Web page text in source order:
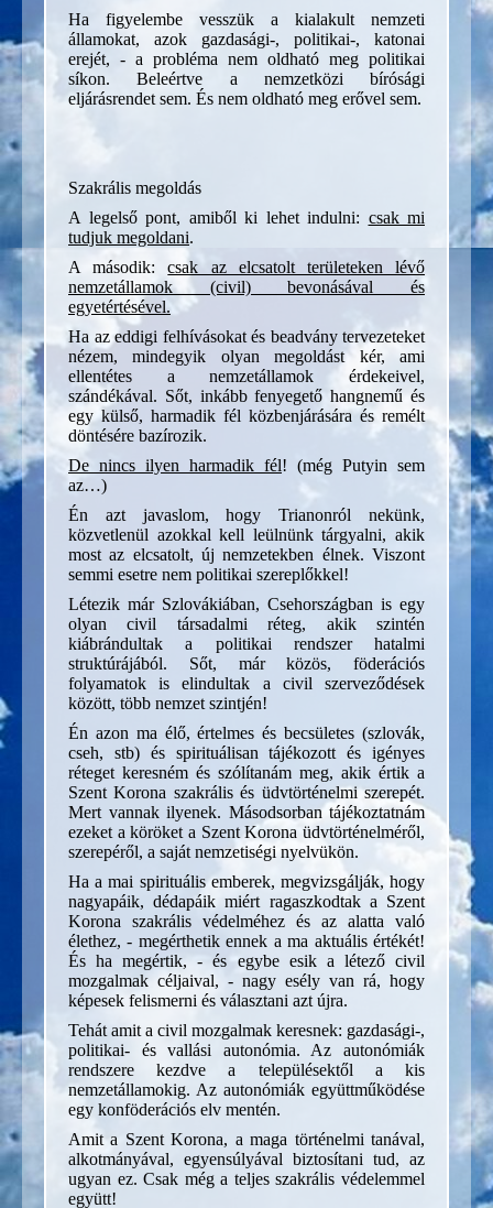
Ha figyelembe vesszük a kialakult nemzeti
államokat, azok gazdasági-, politikai-, katonai
erejét, - a probléma nem oldható meg politikai
síkon. Beleértve a nemzetközi bírósági
eljárásrendet sem. És nem oldható meg erővel sem.
Szakrális megoldás
A legelső pont, amiből ki lehet indulni: csak mi
tudjuk megoldani.
A második:csak az elcsatolt területeken lévő
nemzetállamok (civil) bevonásával és
egyetértésével.
Ha az eddigi felhívásokat és beadvány tervezeteket
nézem, mindegyik olyan megoldást kér, ami
ellentétes a nemzetállamok érdekeivel,
szándékával. Sőt, inkább fenyegető hangnemű és
egy külső, harmadik fél közbenjárására és remélt
döntésére bazírozik.
De nincs ilyen harmadik fél! (még Putyin sem
az…)
Én azt javaslom, hogy Trianonról nekünk,
közvetlenül azokkal kell leülnünk tárgyalni, akik
most az elcsatolt, új nemzetekben élnek. Viszont
semmi esetre nem politikai szereplőkkel!
Létezik már Szlovákiában, Csehországban is egy
olyan civil társadalmi réteg, akik szintén
kiábrándultak a politikai rendszer hatalmi
struktúrájából. Sőt, már közös, föderációs
folyamatok is elindultak a civil szerveződések
között, több nemzet szintjén!
Én azon ma élő, értelmes és becsületes (szlovák,
cseh, stb) és spirituálisan tájékozott és igényes
réteget keresném és szólítanám meg, akik értik a
Szent Korona szakrális és üdvtörténelmi szerepét.
Mert vannak ilyenek. Másodsorban tájékoztatnám
ezeket a köröket a Szent Korona üdvtörténelméről,
szerepéről, a saját nemzetiségi nyelvükön.
Ha a mai spirituális emberek, megvizsgálják, hogy
nagyapáik, dédapáik miért ragaszkodtak a Szent
Korona szakrális védelméhez és az alatta való
élethez, - megérthetik ennek a ma aktuális értékét!
És ha megértik, - és egybe esik a létező civil
mozgalmak céljaival, - nagy esély van rá, hogy
képesek felismerni és választani azt újra.
Tehát amit a civil mozgalmak keresnek: gazdasági-,
politikai- és vallási autonómia. Az autonómiák
rendszere kezdve a településektől a kis
nemzetállamokig. Az autonómiák együttműködése
egy konföderációs elv mentén.
Amit a Szent Korona, a maga történelmi tanával,
alkotmányával, egyensúlyával biztosítani tud, az
ugyan ez. Csak még a teljes szakrális védelemmel
együtt!